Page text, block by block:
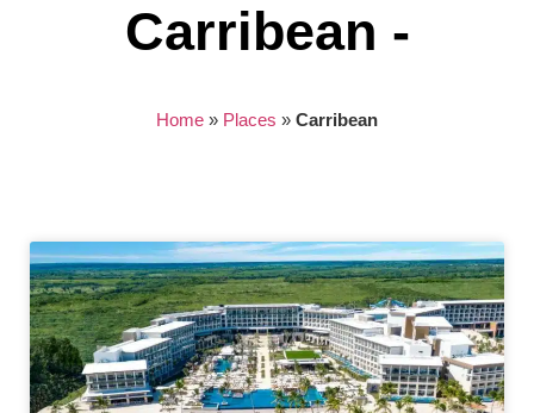
Carribean -
Home » Places » Carribean